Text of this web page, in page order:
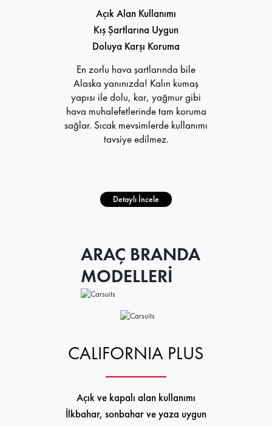
Açık Alan Kullanımı
Kış Şartlarına Uygun
Doluya Karşı Koruma
En zorlu hava şartlarında bile
Alaska yanınızda! Kalın kumaş
yapısı ile dolu, kar, yağmur gibi
hava muhalefetlerinde tam koruma
sağlar. Sıcak mevsimlerde kullanımı
tavsiye edilmez.
Detaylı İncele
ARAÇ BRANDA
MODELLERİ
CALIFORNIA PLUS
Açık ve kapalı alan kullanımı
İlkbahar, sonbahar ve yaza uygun